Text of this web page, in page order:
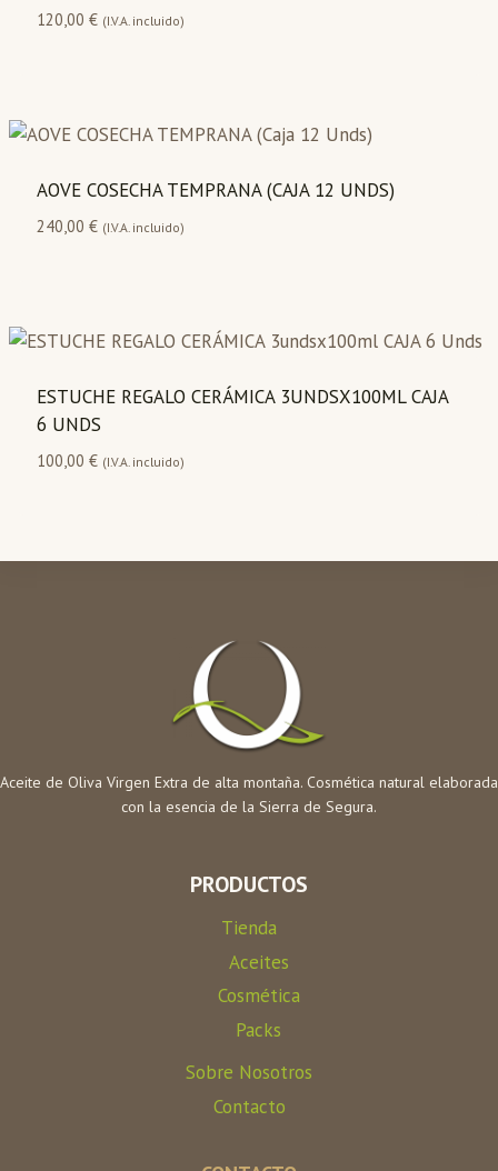
120,00 € (I.V.A. incluido)
AOVE COSECHA TEMPRANA (CAJA 12 UNDS)
240,00 € (I.V.A. incluido)
ESTUCHE REGALO CERÁMICA 3UNDSX100ML CAJA
6 UNDS
100,00 € (I.V.A. incluido)
Aceite de Oliva Virgen Extra de alta montaña. Cosmética natural elaborada
con la esencia de la Sierra de Segura.
PRODUCTOS
Tienda
Aceites
Cosmética
Packs
Sobre Nosotros
Contacto